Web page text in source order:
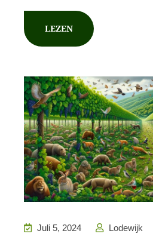
LEZEN
Juli 5, 2024 Lodewijk